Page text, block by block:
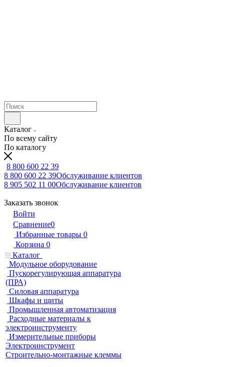
Каталог
По всему сайту
По каталогу
8 800 600 22 39
8 800 600 22 39Обслуживание клиентов
8 905 502 11 00Обслуживание клиентов
Заказать звонок
Войти
Сравнение0
Избранные товары 0
Корзина 0
Каталог
Модульное оборудование
Пускорегулирующая аппаратура
(ПРА)
Силовая аппаратура
Шкафы и щиты
Промышленная автоматизация
Расходные материалы к
электроинструменту
Измерительные приборы
Электроинструмент
Строительно-монтажные клеммы